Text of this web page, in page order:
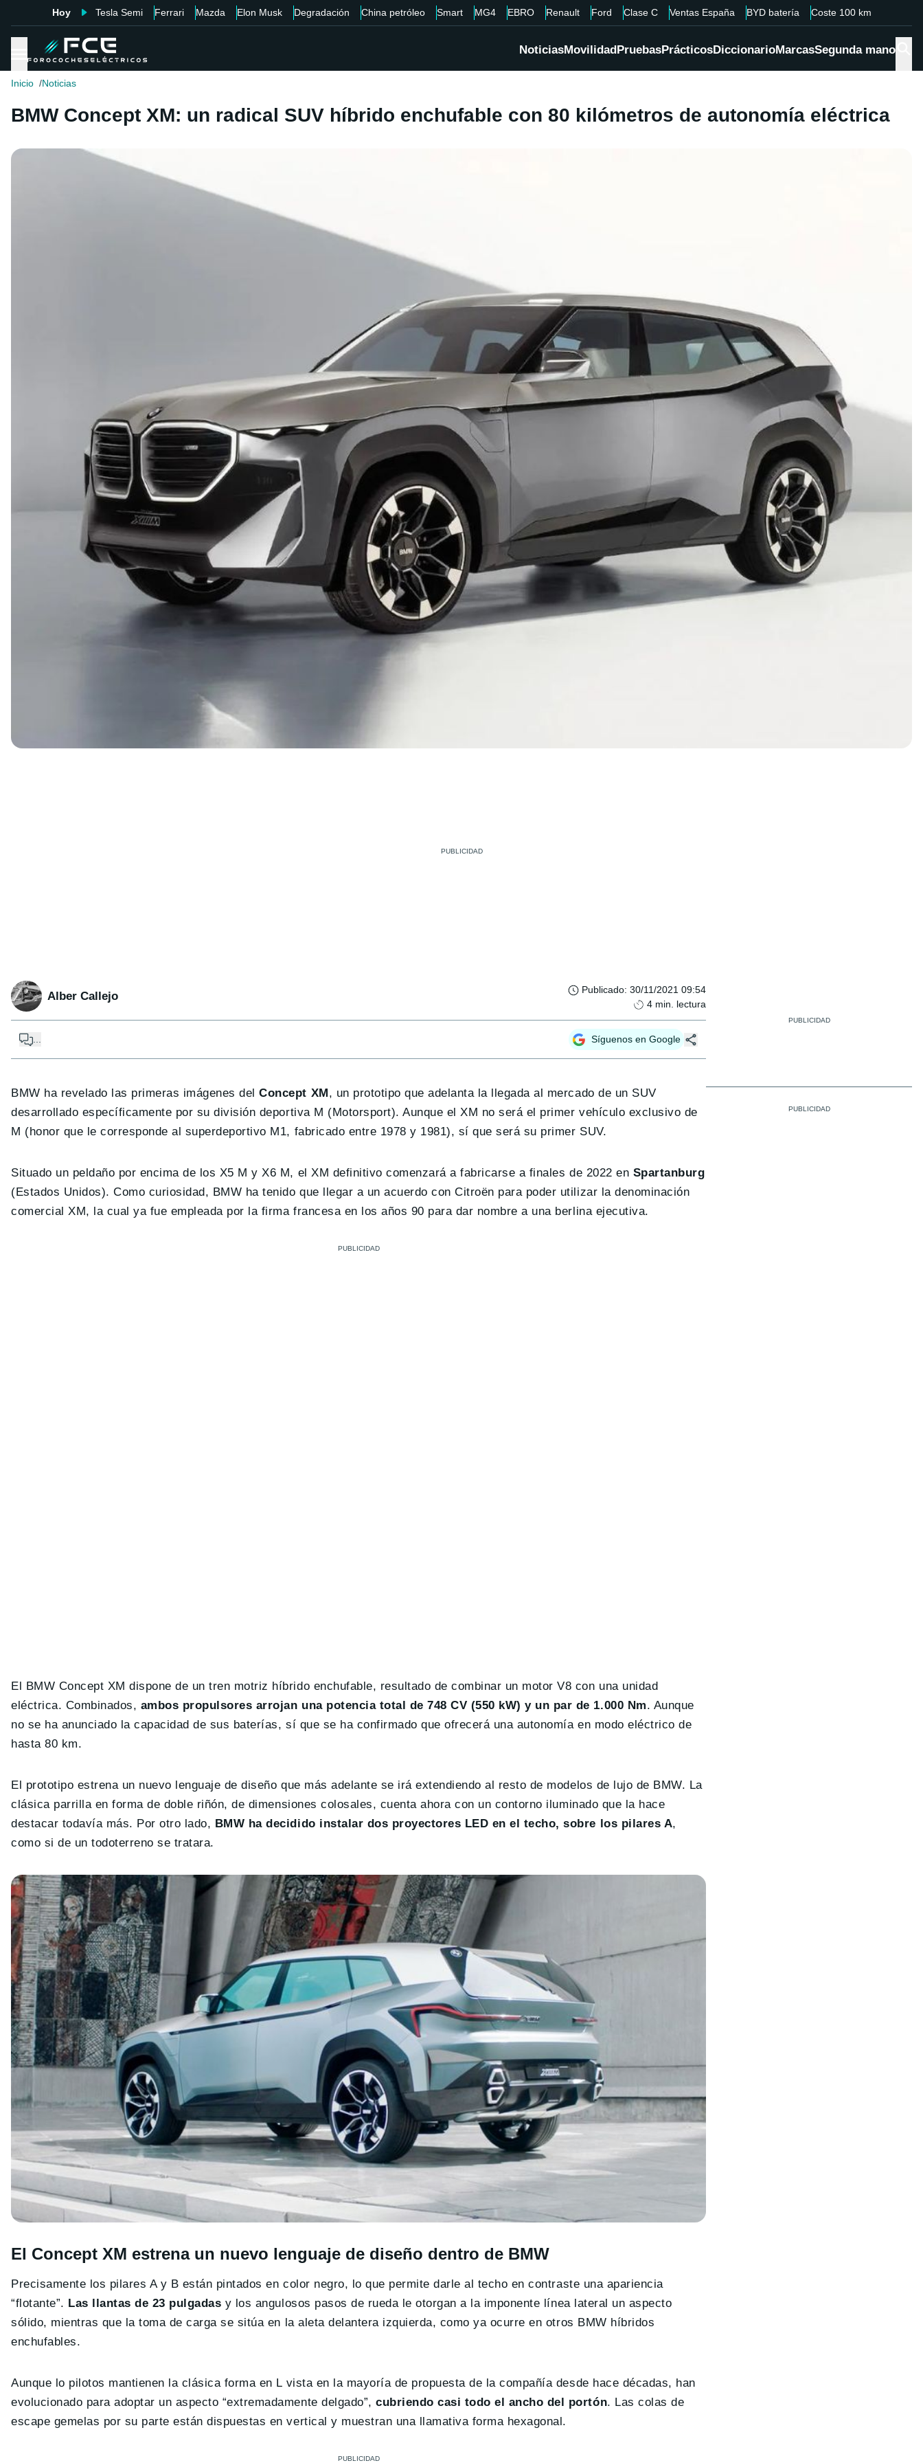
Hoy Tesla Semi Ferrari Mazda Elon Musk Degradación China petróleo Smart MG4 EBRO Renault Ford Clase C Ventas España BYD batería Coste 100 km
NoticiasMovilidadPruebasPrácticosDiccionarioMarcasSegunda mano
Inicio Noticias
BMW Concept XM: un radical SUV híbrido enchufable con 80 kilómetros de autonomía eléctrica
Alber Callejo Publicado: 30/11/2021 09:54
4 min. lectura
... Síguenos en Google
BMW ha revelado las primeras imágenes del Concept XM , un prototipo que adelanta la llegada al mercado de un SUV
desarrollado específicamente por su división deportiva M (Motorsport). Aunque el XM no será el primer vehículo exclusivo de
M (honor que le corresponde al superdeportivo M1, fabricado entre 1978 y 1981), sí que será su primer SUV.
Situado un peldaño por encima de los X5 M y X6 M, el XM definitivo comenzará a fabricarse a finales de 2022 en Spartanburg
(Estados Unidos). Como curiosidad, BMW ha tenido que llegar a un acuerdo con Citroën para poder utilizar la denominación
comercial XM, la cual ya fue empleada por la firma francesa en los años 90 para dar nombre a una berlina ejecutiva.
El BMW Concept XM dispone de un tren motriz híbrido enchufable, resultado de combinar un motor V8 con una unidad
eléctrica. Combinados, ambos propulsores arrojan una potencia total de 748 CV (550 kW) y un par de 1.000 Nm. Aunque
no se ha anunciado la capacidad de sus baterías, sí que se ha confirmado que ofrecerá una autonomía en modo eléctrico de
hasta 80 km.
El prototipo estrena un nuevo lenguaje de diseño que más adelante se irá extendiendo al resto de modelos de lujo de BMW. La
clásica parrilla en forma de doble riñón, de dimensiones colosales, cuenta ahora con un contorno iluminado que la hace
destacar todavía más. Por otro lado, BMW ha decidido instalar dos proyectores LED en el techo, sobre los pilares A,
como si de un todoterreno se tratara.
El Concept XM estrena un nuevo lenguaje de diseño dentro de BMW
Precisamente los pilares A y B están pintados en color negro, lo que permite darle al techo en contraste una apariencia
“flotante”. Las llantas de 23 pulgadas y los angulosos pasos de rueda le otorgan a la imponente línea lateral un aspecto
sólido, mientras que la toma de carga se sitúa en la aleta delantera izquierda, como ya ocurre en otros BMW híbridos
enchufables.
Aunque lo pilotos mantienen la clásica forma en L vista en la mayoría de propuesta de la compañía desde hace décadas, han
evolucionado para adoptar un aspecto “extremadamente delgado”, cubriendo casi todo el ancho del portón. Las colas de
escape gemelas por su parte están dispuestas en vertical y muestran una llamativa forma hexagonal.